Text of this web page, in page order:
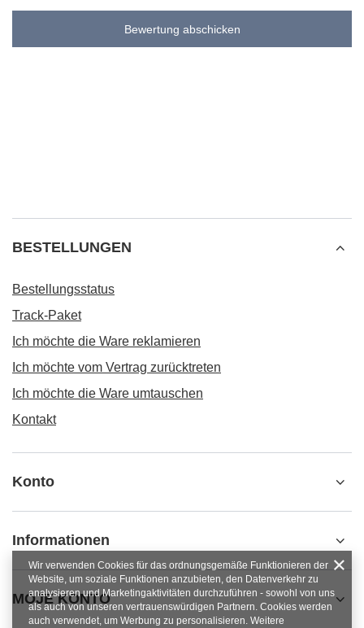
Bewertung abschicken
BESTELLUNGEN
Bestellungsstatus
Track-Paket
Ich möchte die Ware reklamieren
Ich möchte vom Vertrag zurücktreten
Ich möchte die Ware umtauschen
Kontakt
Konto
Informationen
MOJE KONTO
Wir verwenden Cookies für das ordnungsgemäße Funktionieren der
Website, um soziale Funktionen anzubieten, den Datenverkehr zu
analysieren und Marketingaktivitäten durchzuführen - sowohl von uns
als auch von unseren vertrauenswürdigen Partnern. Cookies werden
auch verwendet, um Werbung zu personalisieren. Weitere